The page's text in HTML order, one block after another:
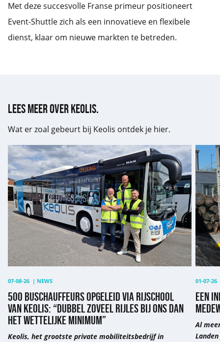
Met deze succesvolle Franse primeur positioneert
Event-Shuttle zich als een innovatieve en flexibele
dienst, klaar om nieuwe markten te betreden.
Lees meer over Keolis.
Wat er zoal gebeurt bij Keolis ontdek je hier.
500
buschauffeurs
opgeleid
via
rijschool
van
Keolis:
“Dubbel
zoveel
rijles
bij
ons
dan
het
wettelijke
minimum”
07-08-26 | NEWS
500 BUSCHAUFFEURS OPGELEID VIA RIJSCHOOL
VAN KEOLIS: “DUBBEL ZOVEEL RIJLES BIJ ONS DAN
HET WETTELIJKE MINIMUM”
Keolis, het grootste private mobiliteitsbedrijf in
Een
inkijk
in
de
job
van
“Geen
enkele
dag
01-07-26
EEN
Al